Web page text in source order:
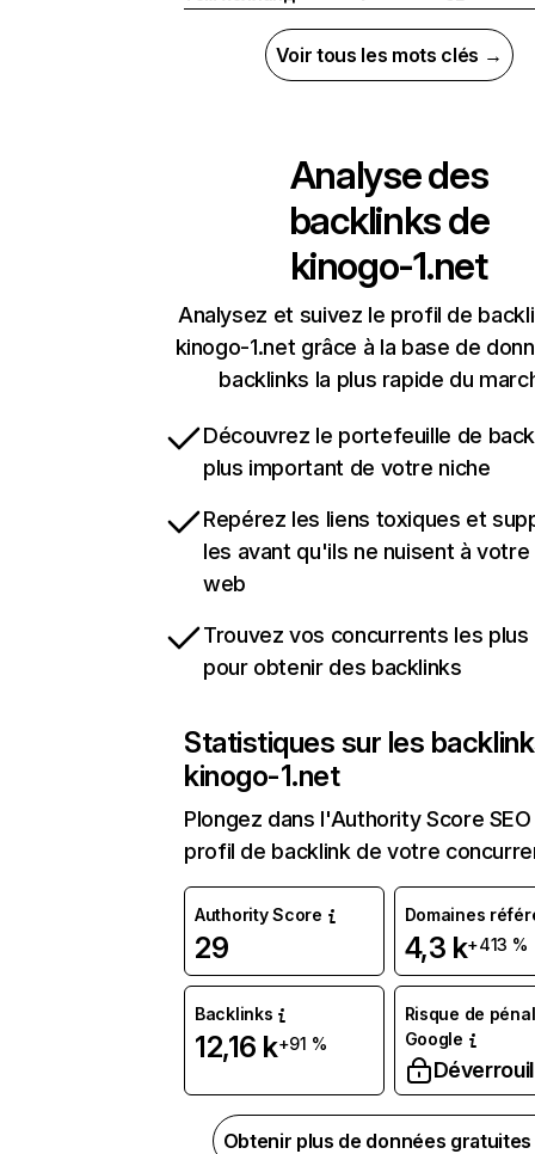
Voir tous les mots clés →
Analyse des
backlinks de
kinogo-1.net
Analysez et suivez le profil de
kinogo-1.net grâce à la base de
backlinks la plus rapide du
Découvrez le portefeuille de
plus important de votre niche
Repérez les liens toxiques et
les avant qu'ils ne nuisent à
web
Trouvez vos concurrents les
pour obtenir des backlinks
Statistiques sur les
kinogo-1.net
Plongez dans l'Authority Score
profil de backlink de votre
Authority Score
29
Domaines
4,3 k+413 %
Backlinks
12,16 k+91 %
Risque de
Google
Obtenir plus de données